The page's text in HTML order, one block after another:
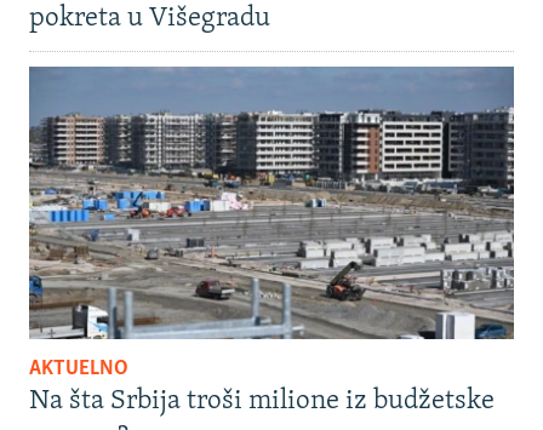
pokreta u Višegradu
AKTUELNO
Na šta Srbija troši milione iz budžetske